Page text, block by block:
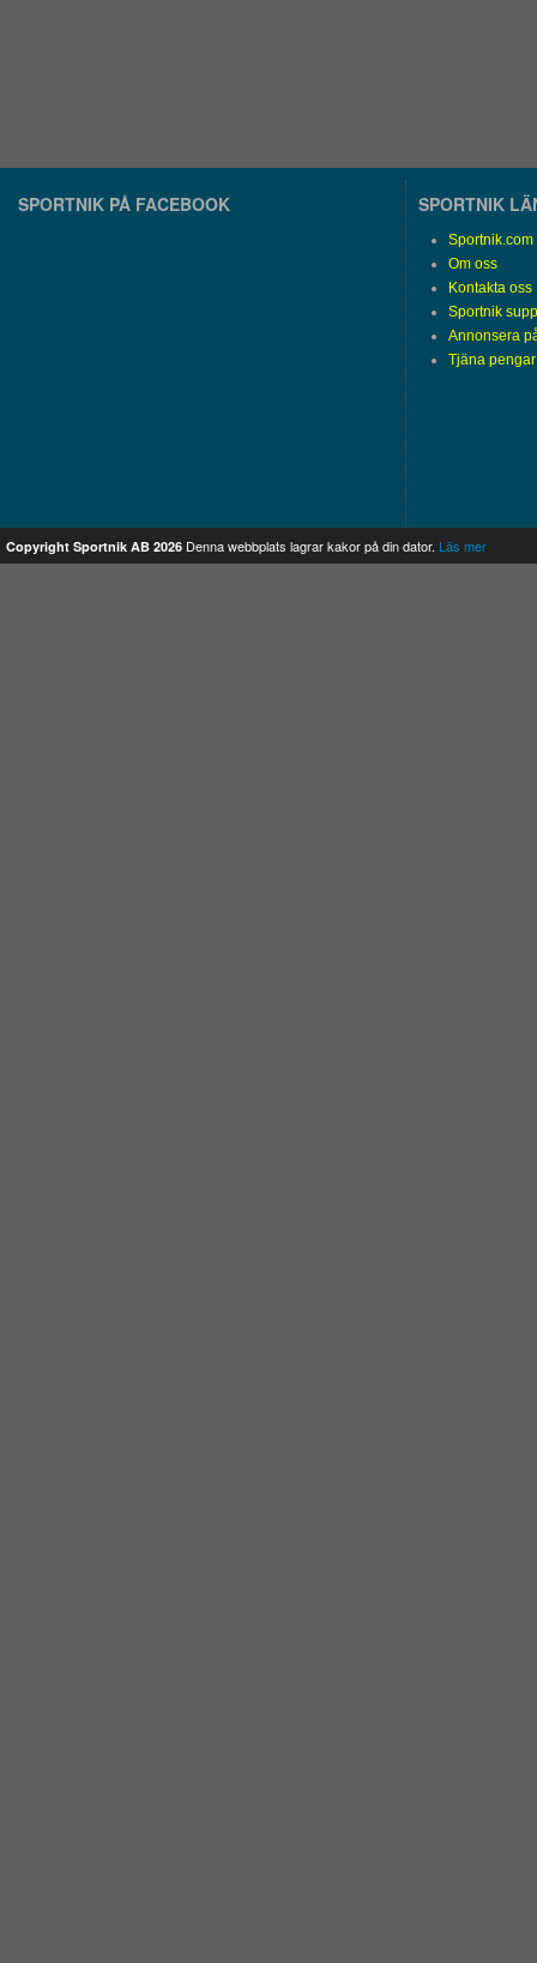
SPORTNIK PÅ FACEBOOK SPORTNIK
Sportnik.com
Om oss
Kontakta oss
Sportnik
Annonsera
Tjäna pengar
Copyright Sportnik AB 2026 Denna webbplats lagrar kakor på din dator. Läs mer